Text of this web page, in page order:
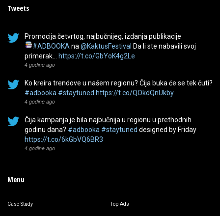
Tweets
Promocija četvrtog, najbučnijeg, izdanja publikacije
#ADBOOKA na @KaktusFestival Da li ste nabavili svoj
primerak…
https://t.co/GbYoK4g2Le
4 godine ago
Ko kreira trendove u našem regionu? Čija buka će se tek čuti?
#adbooka #staytuned https://t.co/QOkdQnUkby
4 godine ago
Čija kampanja je bila najbučnija u regionu u prethodnih
godinu dana? #adbooka #staytuned designed by Friday
https://t.co/6kGbVQ6BR3
4 godine ago
Menu
Case Study Top Ads